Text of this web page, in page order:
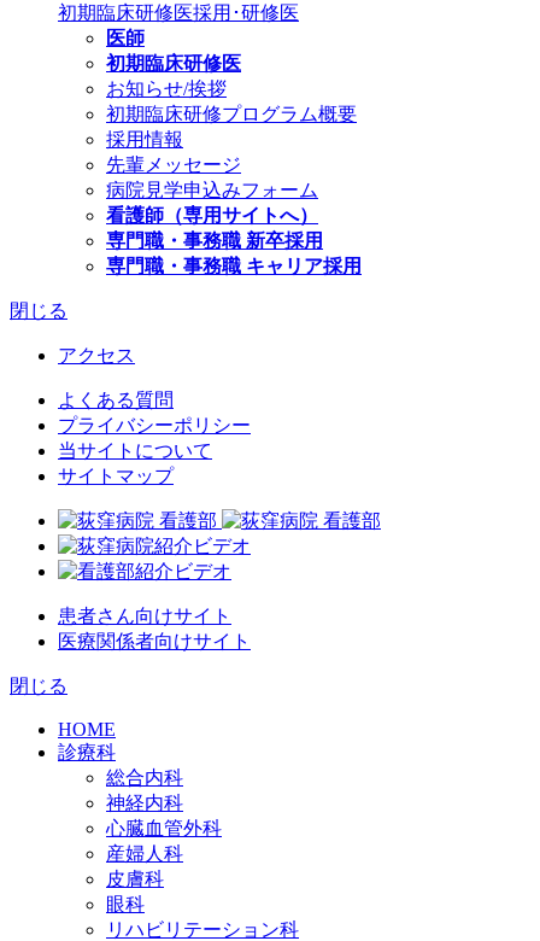
初期臨床研修医採用･研修医
医師
初期臨床研修医
お知らせ/挨拶
初期臨床研修プログラム概要
採用情報
先輩メッセージ
病院見学申込みフォーム
看護師（専用サイトへ）
専門職・事務職 新卒採用
専門職・事務職 キャリア採用
閉じる
アクセス
よくある質問
プライバシーポリシー
当サイトについて
サイトマップ
患者さん向けサイト
医療関係者向けサイト
閉じる
HOME
診療科
総合内科
神経内科
心臓血管外科
産婦人科
皮膚科
眼科
リハビリテーション科